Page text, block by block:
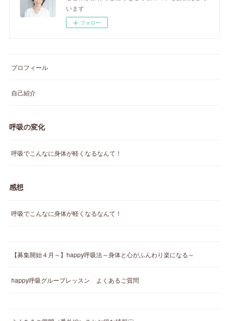
います
フォロー
プロフィール
自己紹介
呼吸の変化
呼吸でこんなに身体が軽くなるなんて！
感想
呼吸でこんなに身体が軽くなるなんて！
【募集開始４月～】happy呼吸法～身体と心がふんわり楽になる～
happy呼吸グループレッスン よくあるご質問